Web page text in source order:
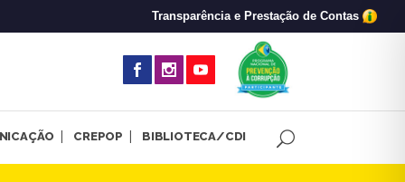
Transparência e Prestação de Contas
CREPOP BIBLIOTECA/CDI